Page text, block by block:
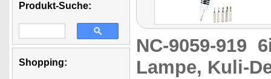
Produkt-Suche:
Shopping:
NC-9059-919
Lampe, Kuli-